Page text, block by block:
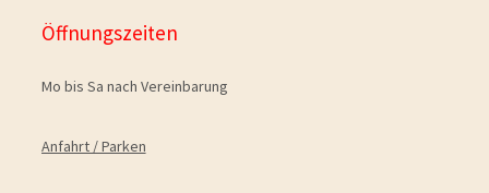
Öffnungszeiten
Mo bis Sa nach Vereinbarung
Anfahrt / Parken